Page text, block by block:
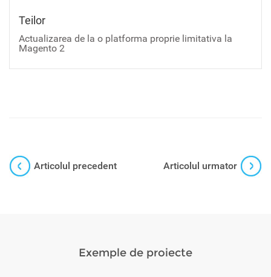
Teilor
Actualizarea de la o platforma proprie limitativa la
Magento 2
Articolul precedent Articolul urmator
Exemple de proiecte